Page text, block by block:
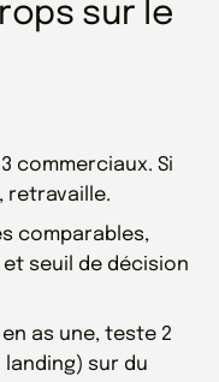
sur le
commerciaux. Si
retravaille.
comparables,
seuil de décision
as une, teste 2
sur du